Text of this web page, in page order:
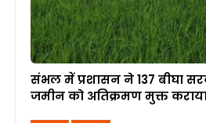
संभल में प्रशासन ने 137 बीघा
जमीन को अतिक्रमण मुक्त